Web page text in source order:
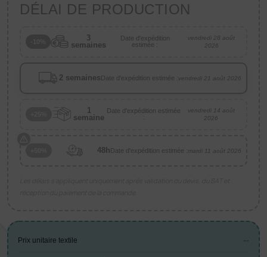
DÉLAI DE PRODUCTION
3
semaines
Date d'expédition
estimée :
vendredi 28 août
2026
2 semainesDate d'expédition estimée :vendredi 21 août 2026
1
semaine
Date d'expédition estimée
:
vendredi 14 août
2026
48hDate d'expédition estimée :mardi 11 août 2026
Prix unitaire textile --